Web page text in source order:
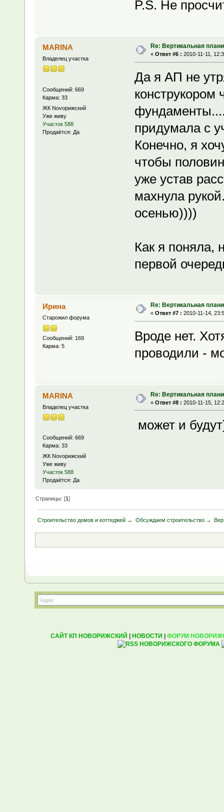
P.S. Не
MARINA
Владелец участка
Сообщений: 669
Карма: 33
ЖК Novoрижский
Уже живу
Участок 588
Продаётся: Да
Re: Вертикальная
« Ответ #6 : 2010-11-11,
Да я АП не
конструкором
придумала с
Конечно, я
чтобы
уже устав
махнула
осенью))))
Как я поняла,
первой
Ирина
Старожил форума
Сообщений: 169
Карма: 5
Re: Вертикальная
« Ответ #7 : 2010-11-14,
Вроде нет.
проводили -
MARINA
Владелец участка
Сообщений: 669
Карма: 33
ЖК Novoрижский
Уже живу
Участок 588
Продаётся: Да
Re: Вертикальная
« Ответ #8 : 2010-11-15,
может и
Страницы: [1]
Строительство домов и коттеджей → Обсуждаем строительство→
САЙТ КП НОВОРИЖСКИЙ | НОВОСТИ | ФОРУМ